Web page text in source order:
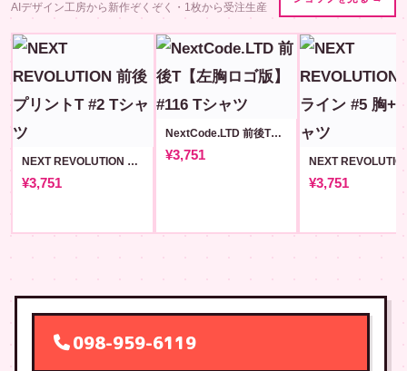
AIデザイン工房から新作ぞくぞく・1枚から受注生産
NEXT REVOLUTION 前後プリントT #2
¥3,751
NextCode.LTD 前後T【左胸ロゴ版】#116
¥3,751
¥3,751
098-959-6119